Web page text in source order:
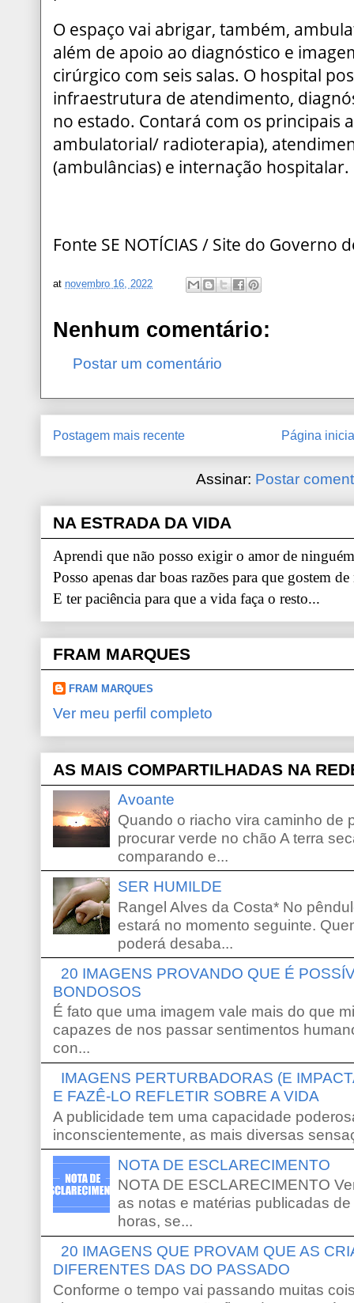
O espaço vai abrigar, também,
além de apoio ao diagnóstico e
cirúrgico com seis salas. O hospital
infraestrutura de atendimento,
no estado. Contará com os principais
ambulatorial/ radioterapia),
(ambulâncias) e internação hospitalar.
Fonte SE NOTÍCIAS / Site do Governo
at novembro 16, 2022
Nenhum comentário:
Postar um comentário
Postagem mais recente Página
Assinar: Postar
NA ESTRADA DA VIDA
Aprendi que não posso exigir o amor de
Posso apenas dar boas razões para que gostem
E ter paciência para que a vida faça o resto...
FRAM MARQUES
FRAM MARQUES
Ver meu perfil completo
AS MAIS COMPARTILHADAS NA
Avoante
Quando o riacho vira caminho de
procurar verde no chão A terra
comparando e...
SER HUMILDE
Rangel Alves da Costa* No
estará no momento seguinte.
poderá desaba...
20 IMAGENS PROVANDO QUE É
BONDOSOS
É fato que uma imagem vale mais do que
capazes de nos passar sentimentos
con...
IMAGENS PERTURBADORAS (E
E FAZÊ-LO REFLETIR SOBRE A VIDA
A publicidade tem uma capacidade
inconscientemente, as mais diversas
NOTA DE ESCLARECIMENTO
NOTA DE ESCLARECIMENTO
as notas e matérias publicadas
horas, se...
20 IMAGENS QUE PROVAM QUE AS
DIFERENTES DAS DO PASSADO
Conforme o tempo vai passando muitas